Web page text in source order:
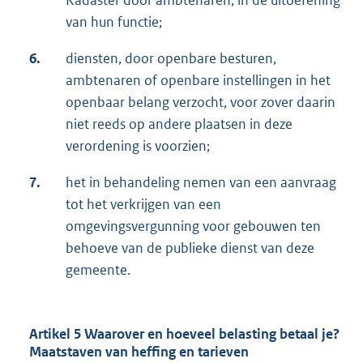
van hun functie;
6.
diensten, door openbare besturen,
ambtenaren of openbare instellingen in het
openbaar belang verzocht, voor zover daarin
niet reeds op andere plaatsen in deze
verordening is voorzien;
7.
het in behandeling nemen van een aanvraag
tot het verkrijgen van een
omgevingsvergunning voor gebouwen ten
behoeve van de publieke dienst van deze
gemeente.
Artikel 5 Waarover en hoeveel belasting betaal je?
Maatstaven van heffing en tarieven